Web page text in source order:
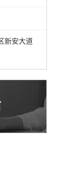
新安大道